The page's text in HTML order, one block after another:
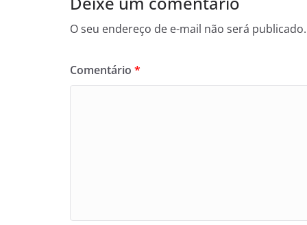
O seu endereço de e-mail não será publicado.
Comentário *